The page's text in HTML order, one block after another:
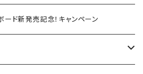
ド新発売記念！キャンペーン